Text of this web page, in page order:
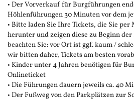
• Der Vorverkauf für Burgführungen
Höhlenführungen 30 Minuten vor dem
• Bitte laden Sie Ihre Tickets, die Sie per
herunter und zeigen diese zu Beginn
beachten Sie: vor Ort ist ggf. kaum /
wir bitten daher, Tickets am besten
• Kinder unter 4 Jahren benötigen für
Onlineticket
• Die Führungen dauern jeweils ca. 40
• Der Fußweg von den Parkplätzen zur